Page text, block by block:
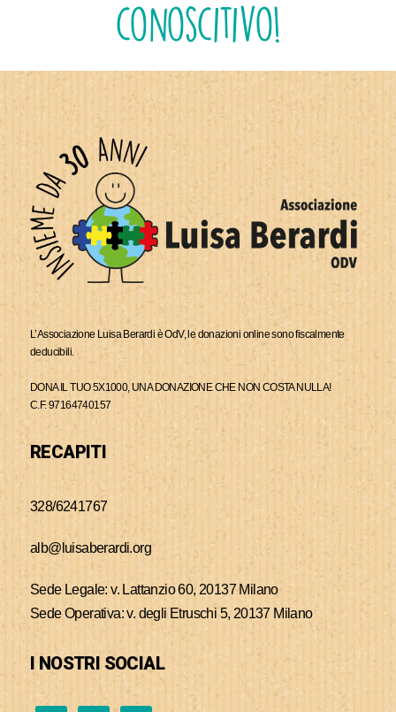
conoscitivo!
L’Associazione Luisa Berardi è OdV, le donazioni online sono fiscalmente
deducibili.
DONA IL TUO 5X1000, UNA DONAZIONE CHE NON COSTA NULLA!
C.F. 97164740157
RECAPITI
328/6241767
alb@luisaberardi.org
Sede Legale: v. Lattanzio 60, 20137 Milano
Sede Operativa: v. degli Etruschi 5, 20137 Milano
I NOSTRI SOCIAL